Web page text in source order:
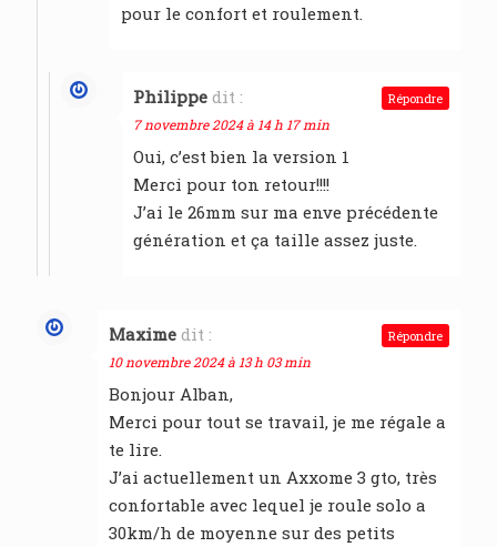
pour le confort et roulement.
Philippe dit :
7 novembre 2024 à 14 h 17 min
Oui, c’est bien la version 1
Merci pour ton retour!!!!
J’ai le 26mm sur ma enve précédente
génération et ça taille assez juste.
Répondre
Maxime dit :
10 novembre 2024 à 13 h 03 min
Bonjour Alban,
Merci pour tout se travail, je me régale a
te lire.
J’ai actuellement un Axxome 3 gto, très
confortable avec lequel je roule solo a
30km/h de moyenne sur des petits
Répondre